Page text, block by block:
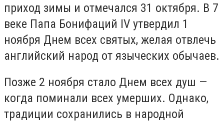
приход зимы и отмечался 31 октября. В 7
веке Папа Бонифаций IV утвердил 1
ноября Днем всех святых, желая отвлечь
английский народ от языческих обычаев.
Позже 2 ноября стало Днем всех душ —
когда поминали всех умерших. Однако,
традиции сохранились в народной